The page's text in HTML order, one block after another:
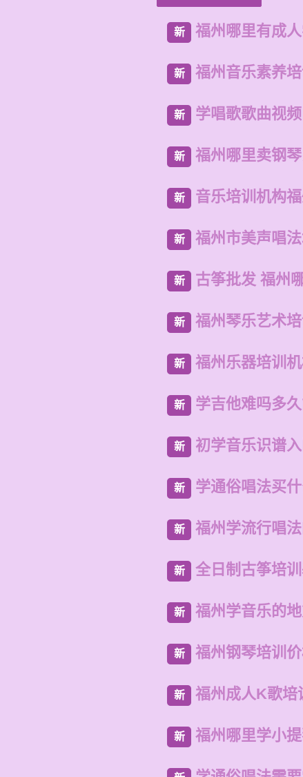
新 福州哪里有成
新 福州音乐素养
新 学唱歌歌曲视频
新 福州哪里卖钢
新 音乐培训机构
新 福州市美声唱
新 古筝批发 福州
新 福州琴乐艺术
新 福州乐器培训
新 学吉他难吗多
新 初学音乐识谱
新 学通俗唱法买
新 福州学流行唱
新 全日制古筝培
新 福州学音乐的
新 福州钢琴培训
新 福州成人K歌培
新 福州哪里学小